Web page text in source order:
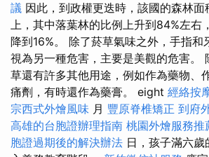
議 因此，到政權更迭時，該國的森林面
上，其中落葉林的比例上升到84%左右
降到16%。 除了菸草氣味之外，手指和
視為另一種危害，主要是美觀的危害。
草還有許多其他用途，例如作為藥物、
痛劑，有時還作為藥膏。 eight 經絡按
宗西式外燴風味 月 豐原脊椎矯正 到府
高雄的台胞證辦理指南 桃園外燴服務推
胞證過期後的解決辦法 日，孩子滿六